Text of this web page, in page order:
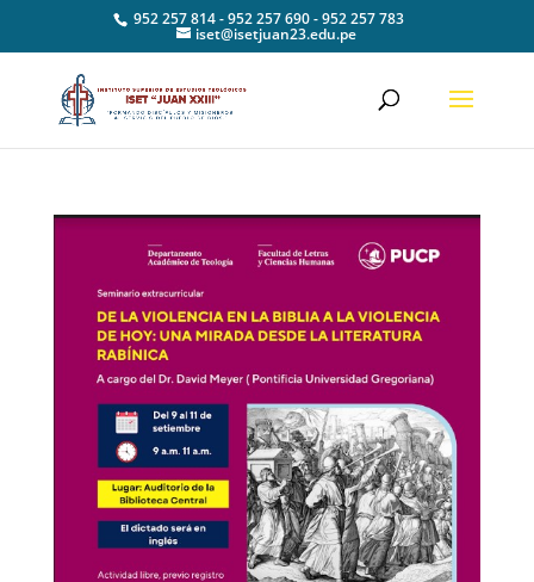
952 257 814 - 952 257 690 - 952 257 783
iset@isetjuan23.edu.pe